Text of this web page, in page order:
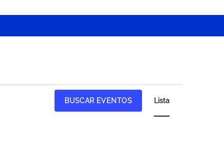
BUSCAR EVENTOS
Navegación
de
Lista